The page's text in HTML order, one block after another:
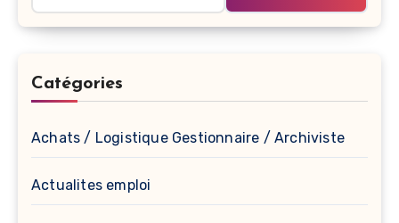
Catégories
Achats / Logistique Gestionnaire / Archiviste
Actualites emploi